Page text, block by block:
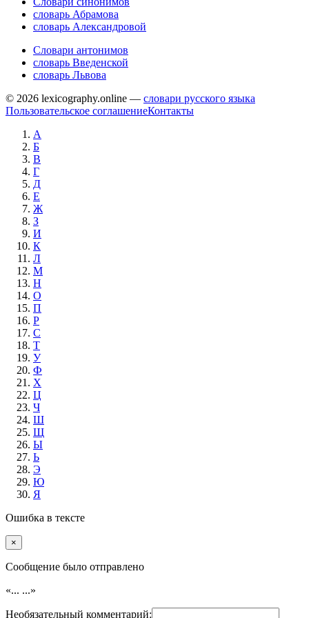
словарь Абрамова
словарь Александровой
Словари антонимов
словарь Введенской
словарь Львова
© 2026 lexicography.online — словари русского языка
Пользовательское соглашениеКонтакты
А
Б
В
Г
Д
Е
Ж
З
И
К
Л
М
Н
О
П
Р
С
Т
У
Ф
Х
Ц
Ч
Ш
Щ
Ы
Ь
Э
Ю
Я
Ошибка в тексте
×
Cообщение было отправлено
«... ...»
Необязательный комментарий: